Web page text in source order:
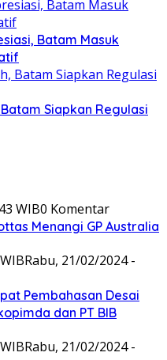
Batam Masuk
Siapkan Regulasi
WIB0 Komentar
Menangi GP Australia
Rabu, 21/02/2024 -
Pembahasan Desai
dan PT BIB
Rabu, 21/02/2024 -